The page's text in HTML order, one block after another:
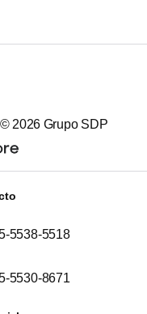
© 2026 Grupo SDP
5538-5518
5530-8671